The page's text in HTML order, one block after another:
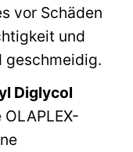
vor Schäden
und
geschmeidig.
Diglycol